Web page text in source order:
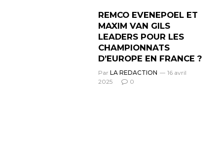
REMCO EVENEPOEL ET
MAXIM VAN GILS
LEADERS POUR LES
CHAMPIONNATS
D’EUROPE EN FRANCE ?
Par LA REDACTION
16 avril
2025
0